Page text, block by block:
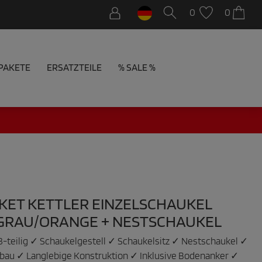
0 0
ERSATZTEILE % SALE %
KETTLER EINZELSCHAUKEL
ORANGE + NESTSCHAUKEL
teilig ✓ Schaukelgestell ✓ Schaukelsitz ✓ Nestschaukel ✓
✓ Langlebige Konstruktion ✓ Inklusive Bodenanker ✓